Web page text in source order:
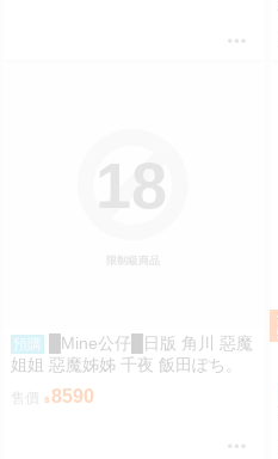
限制級商品
18
預購
█Mine公仔█日版 角川 惡魔
姐姐 惡魔姊姊 千夜 飯田ぽち。
1/6 PVC D9264
8590